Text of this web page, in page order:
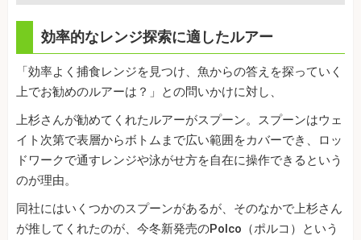
効率的なレンジ探索に適したルアー
「効率よく捕食レンジを見つけ、魚からの答えを探っていく
上でお勧めのルアーは？」との問いかけに対し、
上杉さんが勧めてくれたルアーがスプーン。スプーンはウェ
イト次第で表層からボトムまで広い範囲をカバーでき、ロッ
ドワークで通すレンジや泳がせ方を自在に操作できるという
のが理由。
同社にはいくつかのスプーンがあるが、そのなかで上杉さん
が推してくれたのが、今冬新発売のPolco（ポルコ）という